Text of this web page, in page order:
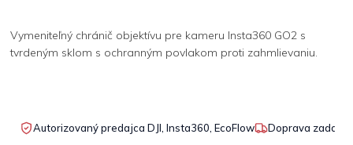
Vymeniteľný chránič objektívu pre kameru Insta360 GO2 s
tvrdeným sklom s ochranným povlakom proti zahmlievaniu.
Autorizovaný predajca DJI, Insta360, EcoFlow Doprava